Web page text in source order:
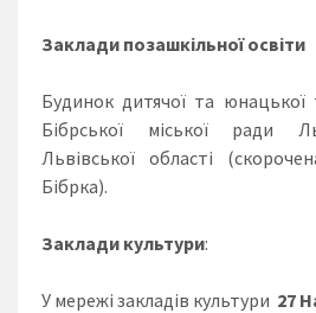
Заклади позашкільної освіти
Будинок дитячої та юнацької
Бібрської міської ради
Львівської області
Бібрка).
Заклади культури:
У мережі закладів культури 27